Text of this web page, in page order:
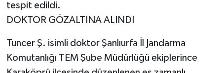
tespit edildi.
DOKTOR GÖZALTINA ALINDI
Tuncer Ş. isimli doktor Şanlıurfa İl Jandarma
Komutanlığı TEM Şube Müdürlüğü ekiplerince